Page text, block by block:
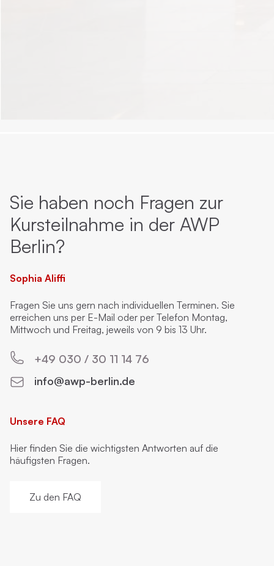
Sie haben noch Fragen zur
Kursteilnahme in der AWP
Berlin?
Sophia Aliffi
Fragen Sie uns gern nach individuellen Terminen. Sie
erreichen uns per E-Mail oder per Telefon Montag,
Mittwoch und Freitag, jeweils von 9 bis 13 Uhr.
+49 030 / 30 11 14 76
info@awp-berlin.de
Unsere FAQ
Hier finden Sie die wichtigsten Antworten auf die
häufigsten Fragen.
Zu den FAQ